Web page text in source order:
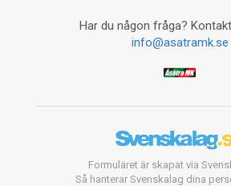
Har du någon fråga?
info@asatramk.se
Formuläret är skapat via
Så hanterar Svenskalag dina